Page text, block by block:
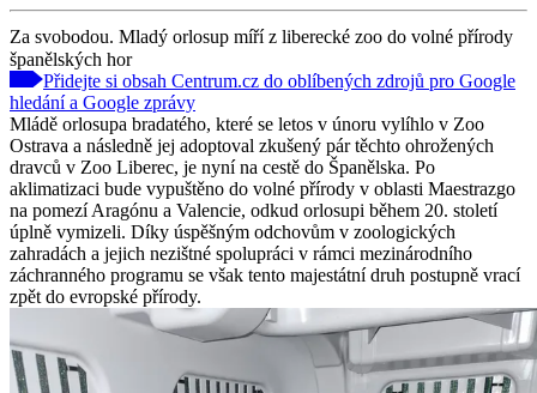
Za svobodou. Mladý orlosup míří z liberecké zoo do volné přírody
španělských hor
Přidejte si obsah Centrum.cz do oblíbených zdrojů pro Google
hledání a Google zprávy
Mládě orlosupa bradatého, které se letos v únoru vylíhlo v Zoo
Ostrava a následně jej adoptoval zkušený pár těchto ohrožených
dravců v Zoo Liberec, je nyní na cestě do Španělska. Po
aklimatizaci bude vypuštěno do volné přírody v oblasti Maestrazgo
na pomezí Aragónu a Valencie, odkud orlosupi během 20. století
úplně vymizeli. Díky úspěšným odchovům v zoologických
zahradách a jejich nezištné spolupráci v rámci mezinárodního
záchranného programu se však tento majestátní druh postupně vrací
zpět do evropské přírody.